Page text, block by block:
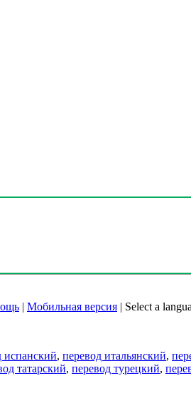
| Мобильная версия | Select a
испанский, перевод итальянский,
татарский, перевод турецкий,